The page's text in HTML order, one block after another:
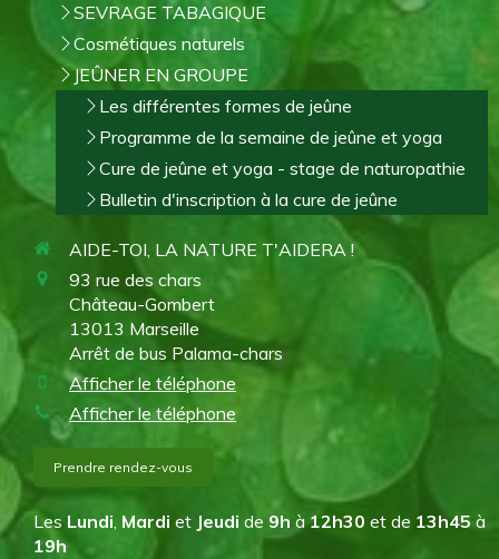
SEVRAGE TABAGIQUE
Cosmétiques naturels
JEÛNER EN GROUPE
Les différentes formes de jeûne
Programme de la semaine de jeûne et yoga
Cure de jeûne et yoga - stage de naturopathie
Bulletin d'inscription à la cure de jeûne
AIDE-TOI, LA NATURE T'AIDERA !
93 rue des chars
Château-Gombert
13013 Marseille
Arrêt de bus Palama-chars
Afficher le téléphone
Afficher le téléphone
Prendre rendez-vous
Les Lundi, Mardi et Jeudi de 9h à12h30 et de 13h45 à
19h